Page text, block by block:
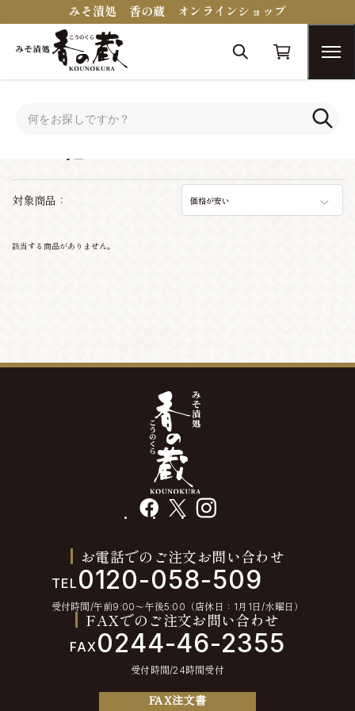
みそ漬処 香の蔵 オンラインショップ
対象商品： 価格が安い
該当する商品がありません。
facebook instagram
お電話でのご注文お問い合わせ
TEL 0120-058-509
受付時間/午前9:00〜午後5:00（店休日：1月1日/水曜日）
FAXでのご注文お問い合わせ
FAX0244-46-2355
受付時間/24時間受付
FAX注文書